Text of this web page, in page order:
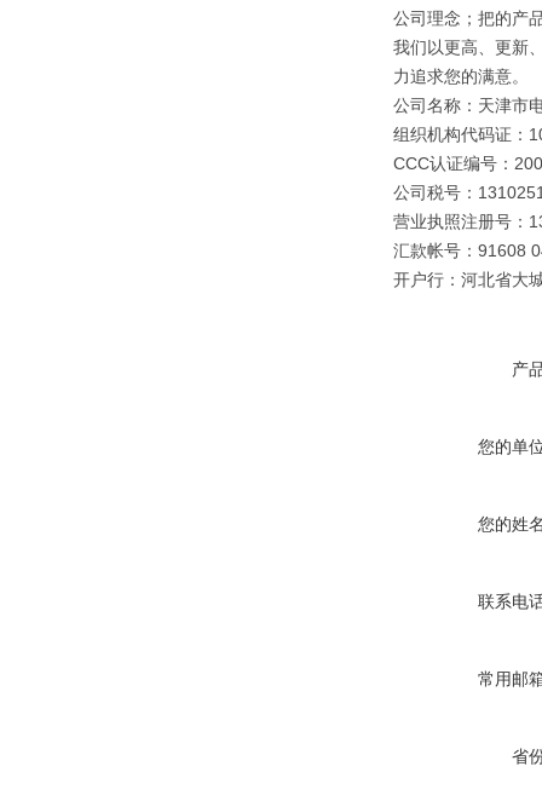
公司理念；把的产
我们以更高、更新
力追求您的满意。
公司名称：天津市
组织机构代码证：
CCC认证编号：
公司税号：
营业执照注册号：
汇款帐号：91608
开户行：河北省大
产
您的单
您的姓
联系电
常用邮
省